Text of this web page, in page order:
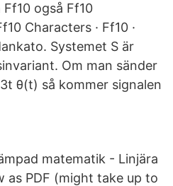
også Ff10
Characters · Ff10 ·
Systemet S är
Om man sänder
θ(t) så kommer signalen
matematik - Linjära
as PDF (might take up to